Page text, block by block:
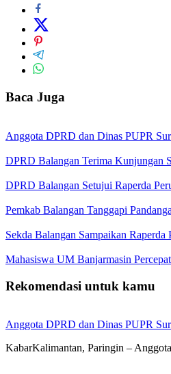
Baca Juga
Anggota DPRD dan Dinas PUPR
DPRD Balangan Terima Kunjungan
DPRD Balangan Setujui Raperda
Pemkab Balangan Tanggapi
Sekda Balangan Sampaikan
Mahasiswa UM Banjarmasin
Rekomendasi untuk kamu
Anggota DPRD dan Dinas PUPR
KabarKalimantan, Paringin –